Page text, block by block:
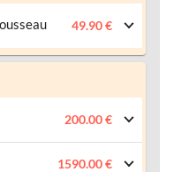
49.90 €
200.00 €
1590.00 €